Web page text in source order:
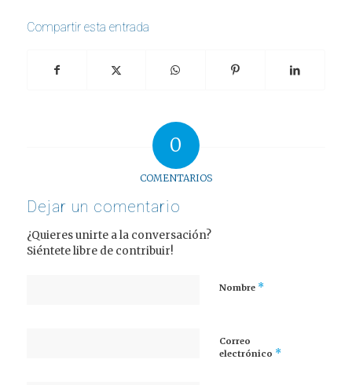
Compartir esta entrada
0
COMENTARIOS
Dejar un comentario
¿Quieres unirte a la conversación?
Siéntete libre de contribuir!
Nombre *
Correo
electrónico *